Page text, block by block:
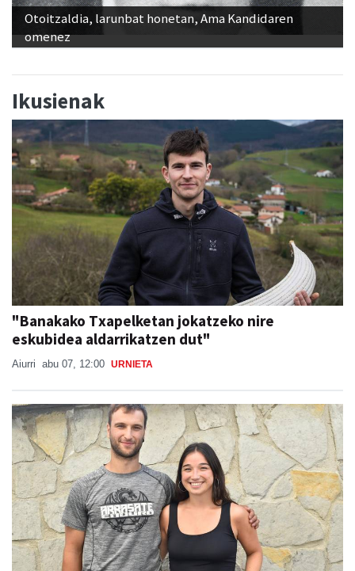
Otoitzaldia, larunbat honetan, Ama Kandidaren
omenez
Ikusienak
"Banakako Txapelketan jokatzeko nire
eskubidea aldarrikatzen dut"
Aiurri abu 07, 12:00 URNIETA